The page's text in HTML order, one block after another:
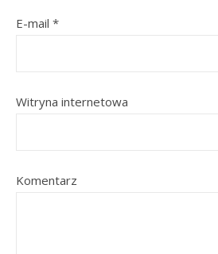
E-mail *
Witryna internetowa
Komentarz